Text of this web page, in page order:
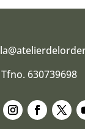
Tfno. 630739698